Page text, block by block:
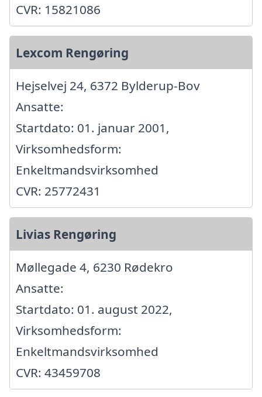
CVR: 15821086
Lexcom Rengøring
Hejselvej 24, 6372 Bylderup-Bov
Ansatte:
Startdato: 01. januar 2001,
Virksomhedsform:
Enkeltmandsvirksomhed
CVR: 25772431
Livias Rengøring
Møllegade 4, 6230 Rødekro
Ansatte:
Startdato: 01. august 2022,
Virksomhedsform:
Enkeltmandsvirksomhed
CVR: 43459708